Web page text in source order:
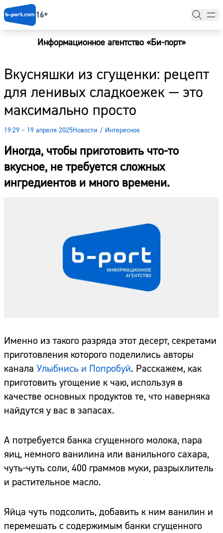
16+
Информационное агентство «Би-порт»
Вкусняшки из сгущенки: рецепт
для ленивых сладкоежек — это
максимально просто
19:29 – 19 апреля 2025Новости / Интересное
Иногда, чтобы приготовить что-то
вкусное, не требуется сложных
ингредиентов и много времени.
Именно из такого разряда этот десерт, секретами
приготовления которого поделились авторы
канала Улыбнись и Попробуй. Расскажем, как
приготовить угощение к чаю, используя в
качестве основных продуктов те, что наверняка
найдутся у вас в запасах.
А потребуется банка сгущенного молока, пара
яиц, немного ванилина или ванильного сахара,
чуть-чуть соли, 400 граммов муки, разрыхлитель
и растительное масло.
Яйца чуть подсолить, добавить к ним ванилин и
перемешать с содержимым банки сгущенного
Новости
Наши гости
Фоторепортажи
Погода
Курсы валют